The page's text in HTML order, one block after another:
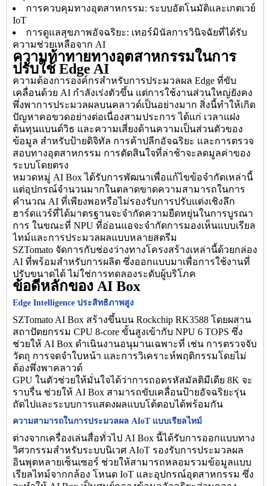
การควบคุมทางอุตสาหกรรม: ระบบอัตโนมัติและเกตเวย์
IoT
การดูแลสุขภาพอัจฉริยะ: เทอร์มินัลการวินิจฉัยที่ได้รับ
ความช่วยเหลือจาก AI
ความท้าทายทางอุตสาหกรรมในการ
ปรับใช้ Edge AI
ความต้องการองค์กรสำหรับการประมวลผล Edge ที่ขับ
เคลื่อนด้วย AI กำลังเร่งตัวขึ้น แต่การใช้งานส่วนใหญ่ยังคง
พึ่งพาการประมวลผลบนคลาวด์เป็นอย่างมาก สิ่งนี้ทำให้เกิด
ปัญหาคอขวดอย่างต่อเนื่องสามประการ ได้แก่ เวลาแฝง
ต้นทุนแบนด์วิธ และความเสี่ยงด้านความเป็นส่วนตัวของ
ข้อมูล สำหรับป้ายดิจิทัล การค้าปลีกอัจฉริยะ และการตรวจ
สอบทางอุตสาหกรรม การตัดสินใจที่ล่าช้าจะลดมูลค่าของ
ระบบโดยตรง
หมวดหมู่ AI Box ได้รับการพัฒนาเพื่อแก้ไขข้อจำกัดเหล่านี้
แต่อุปกรณ์จำนวนมากในตลาดขาดความสามารถในการ
คำนวณ AI ที่เพียงพอหรือไม่รองรับการปรับแต่งเชิงลึก
ฮาร์ดแวร์ที่ได้มาตรฐานจะจำกัดความยืดหยุ่นในการบูรณา
การ ในขณะที่ NPU ที่อ่อนแอจะจำกัดการมองเห็นแบบเรียล
ไทม์และการประมวลผลแบบหลายสตรีม
SZTomato จัดการกับช่องว่างทางโครงสร้างเหล่านี้ด้วยกล่อง
AI ที่พร้อมสำหรับการผลิต ซึ่งออกแบบมาเพื่อการใช้งานที่
ปรับขนาดได้ ไม่ใช่การทดลองระดับผู้บริโภค
ข้อดีหลักของ AI Box
Edge Intelligence ประสิทธิภาพสูง
SZTomato AI Box สร้างขึ้นบน Rockchip RK3588 โดยผสาน
สถาปัตยกรรม CPU 8-core ขั้นสูงเข้ากับ NPU 6 TOPS ซึ่ง
ช่วยให้ AI Box ดำเนินงานอนุมานเฉพาะที่ เช่น การตรวจจับ
วัตถุ การจดจำใบหน้า และการวิเคราะห์พฤติกรรมโดยไม่
ต้องพึ่งพาคลาวด์
GPU ในตัวช่วยให้มั่นใจได้ว่าการถอดรหัสมัลติมีเดีย 8K จะ
ราบรื่น ช่วยให้ AI Box สามารถขับเคลื่อนป้ายอัจฉริยะรุ่น
ถัดไปและระบบการแสดงผลแบบโต้ตอบได้พร้อมกัน
ความสามารถในการประมวลผล AIoT แบบเรียลไทม์
ต่างจากเครื่องเล่นสื่อทั่วไป AI Box นี้ได้รับการออกแบบทาง
วิศวกรรมสำหรับระบบนิเวศ AIoT รองรับการประมวลผล
อินพุตหลายเซ็นเซอร์ ช่วยให้สามารถหลอมรวมข้อมูลแบบ
เรียลไทม์จากกล้อง โหนด IoT และอุปกรณ์อุตสาหกรรม ซึ่ง